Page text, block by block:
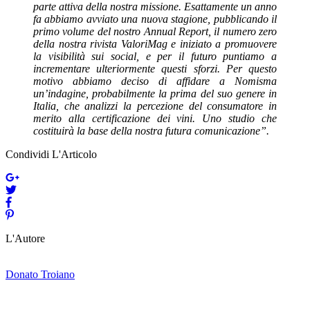
parte attiva della nostra missione. Esattamente un anno
fa abbiamo avviato una nuova stagione, pubblicando il
primo volume del nostro Annual Report, il numero zero
della nostra rivista ValoriMag e iniziato a promuovere
la visibilità sui social, e per il futuro puntiamo a
incrementare ulteriormente questi sforzi. Per questo
motivo abbiamo deciso di affidare a Nomisma
un’indagine, probabilmente la prima del suo genere in
Italia, che analizzi la percezione del consumatore in
merito alla certificazione dei vini. Uno studio che
costituirà la base della nostra futura comunicazione”.
Condividi L'Articolo
L'Autore
Donato Troiano